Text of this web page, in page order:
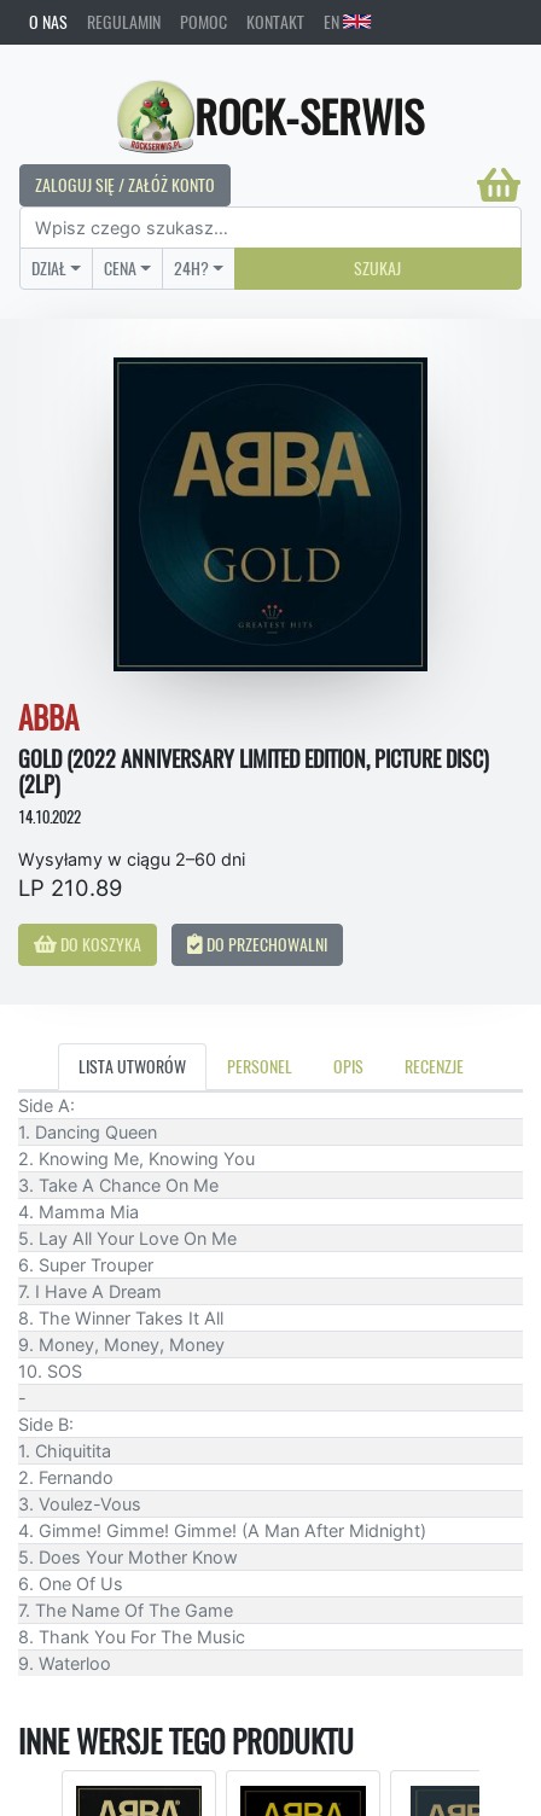
O NAS REGULAMIN POMOC KONTAKT EN
ROCK-SERWIS
ZALOGUJ SIĘ / ZAŁÓŻ KONTO
DZIAŁ CENA 24H? SZUKAJ
ABBA
GOLD (2022 ANNIVERSARY LIMITED EDITION, PICTURE DISC)
(2LP)
14.10.2022
Wysyłamy w ciągu 2–60 dni
LP 210.89
DO KOSZYKA DO PRZECHOWALNI
LISTA UTWORÓW PERSONEL OPIS RECENZJE
Side A:
1. Dancing Queen
2. Knowing Me, Knowing You
3. Take A Chance On Me
4. Mamma Mia
5. Lay All Your Love On Me
6. Super Trouper
7. I Have A Dream
8. The Winner Takes It All
9. Money, Money, Money
10. SOS
-
Side B:
1. Chiquitita
2. Fernando
3. Voulez-Vous
4. Gimme! Gimme! Gimme! (A Man After Midnight)
5. Does Your Mother Know
6. One Of Us
7. The Name Of The Game
8. Thank You For The Music
9. Waterloo
INNE WERSJE TEGO PRODUKTU